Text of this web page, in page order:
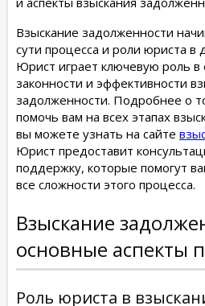
Взыскание задолженности
сути процесса и роли юриста в
Юрист играет ключевую роль в
законности и эффективности
задолженности. Подробнее о
помочь вам на всех этапах
вы можете узнать на сайте
Юрист предоставит
поддержку, которые помогут
все сложности этого процесса.
Взыскание
основные аспекты
Роль юриста в